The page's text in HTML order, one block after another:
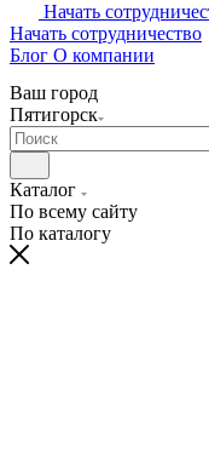
Начать
Начать сотрудничество
Блог О компании
Ваш город
Пятигорск
Каталог
По всему сайту
По каталогу